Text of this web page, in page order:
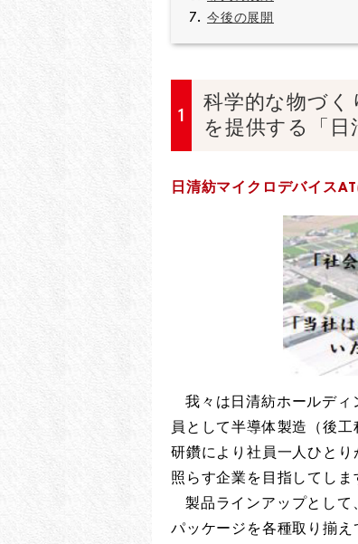
今後の展開
1
科学的な物づく
を提供する「日
日清紡マイクロデバイス
我々は日清紡ホールディ
員として半導体製造（後
研鑽により社員一人ひと
照らす企業を目指してしま
製品ラインアップとし
パッケージを各種取り揃